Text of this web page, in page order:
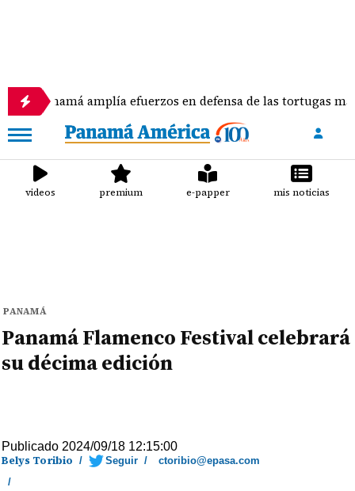
amplía efuerzos en defensa de las tortugas marinas
videos premium e-papper mis noticias
PANAMÁ
Panamá Flamenco Festival celebrará
su décima edición
Publicado 2024/09/18 12:15:00
Belys Toribio / Seguir /
ctoribio@epasa.com
/